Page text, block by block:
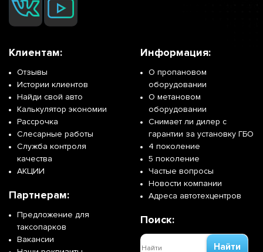
Клиентам:
Отзывы
Истории клиентов
Найди свой авто
Калькулятор экономии
Рассрочка
Слесарные работы
Служба контроля
качества
АКЦИИ
Партнерам:
Предложение для
таксопарков
Вакансии
Информация:
О пропановом
оборудовании
О метановом
оборудовании
Снимает ли дилер с
гарантии за установку ГБО
4 поколение
5 поколение
Частые вопросы
Новости компании
Адреса автотехцентров
Поиск:
Найти